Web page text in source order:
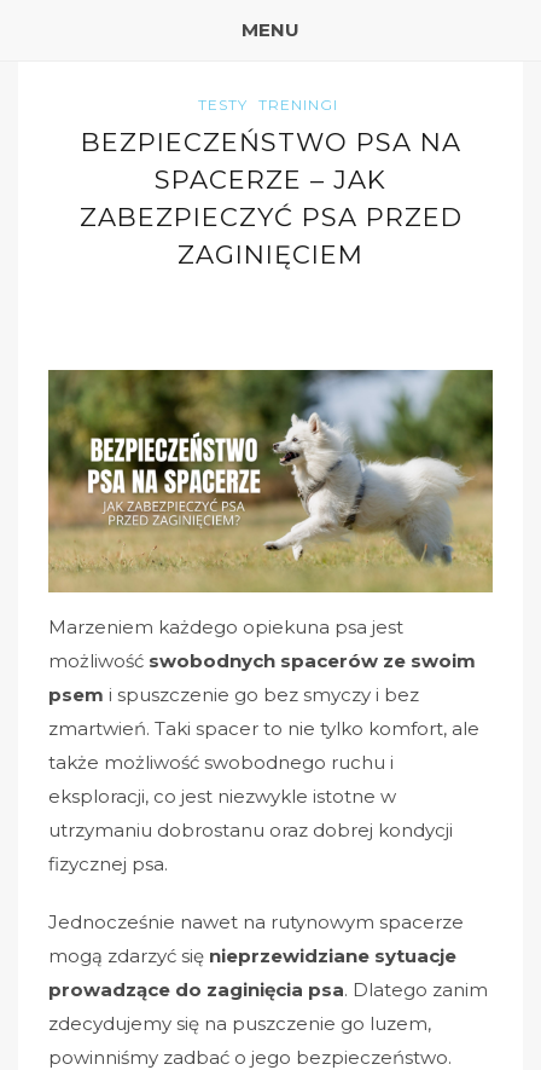
MENU
TESTY TRENINGI
BEZPIECZEŃSTWO PSA NA
SPACERZE – JAK
ZABEZPIECZYĆ PSA PRZED
ZAGINIĘCIEM
Marzeniem każdego opiekuna psa jest
możliwość swobodnych spacerów ze swoim
psem i spuszczenie go bez smyczy i bez
zmartwień. Taki spacer to nie tylko komfort, ale
także możliwość swobodnego ruchu i
eksploracji, co jest niezwykle istotne w
utrzymaniu dobrostanu oraz dobrej kondycji
fizycznej psa.
Jednocześnie nawet na rutynowym spacerze
mogą zdarzyć się nieprzewidziane sytuacje
prowadzące do zaginięcia psa. Dlatego zanim
zdecydujemy się na puszczenie go luzem,
powinniśmy zadbać o jego bezpieczeństwo.